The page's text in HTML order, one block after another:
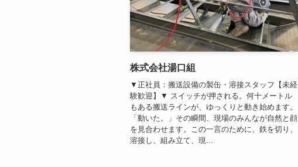
株式会社湯口組
▼正社員：搬送設備の製缶・溶接スタッフ【未経
験歓迎】▼ スイッチが押される。何十メートル
もある搬送ラインが、ゆっくりと動き始めます。
「動いた。」その瞬間、現場のみんなが自然と顔
を見合わせます。この一言のために、鉄を切り、
溶接し、組み立て、現...